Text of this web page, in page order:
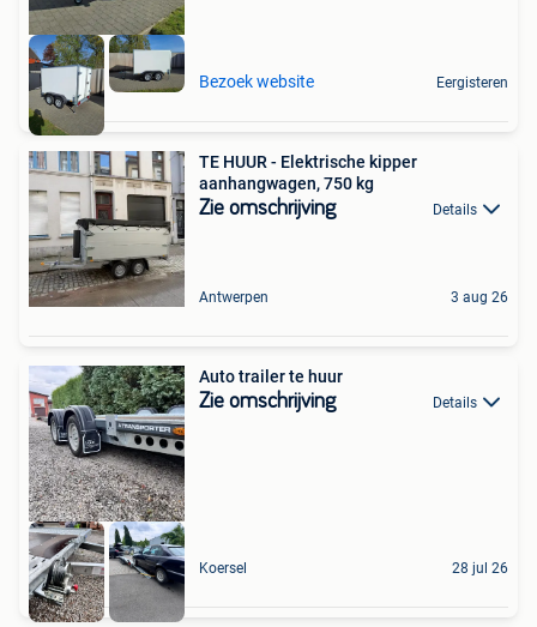
Bezoek website Eergisteren
TE HUUR - Elektrische kipper
aanhangwagen, 750 kg
Zie omschrijving Details
Antwerpen 3 aug 26
Auto trailer te huur
Zie omschrijving Details
Koersel 28 jul 26